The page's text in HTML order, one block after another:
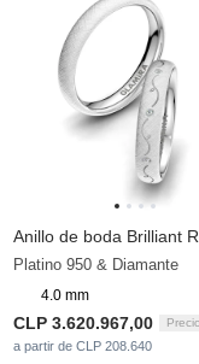
Platino 950 & Diamante
4.0 mm
CLP 3.620.967,00
a partir de CLP 208.640